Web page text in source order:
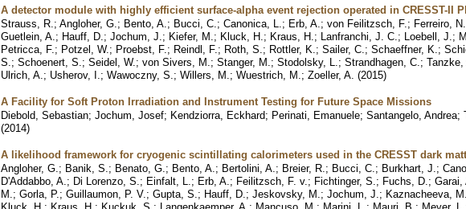
A detector module with highly efficient surface-alpha event rejection operated in CRESST-II
Strauss, R. ; Angloher, G. ; Bento, A. ; Bucci, C. ; Canonica, L. ; Erb, A. ; von Feilitzsch, F. ; Ferreiro, N.
Guetlein, A. ; Hauff, D. ; Jochum, J. ; Kiefer, M. ; Kluck, H. ; Kraus, H. ; Lanfranchi, J. C. ; Loebell, J. ;
Petricca, F. ; Potzel, W. ; Proebst, F. ; Reindl, F. ; Roth, S. ; Rottler, K. ; Sailer, C. ; Schaeffner, K. ;
S. ; Schoenert, S. ; Seidel, W. ; von Sivers, M. ; Stanger, M. ; Stodolsky, L. ; Strandhagen, C. ; Tanzke,
Ulrich, A. ; Usherov, I. ; Wawoczny, S. ; Willers, M. ; Wuestrich, M. ; Zoeller, A. (2015)
A Facility for Soft Proton Irradiation and Instrument Testing for Future Space Missions
Diebold, Sebastian; Jochum, Josef; Kendziorra, Eckhard; Perinati, Emanuele; Santangelo, Andrea;
(2014)
A likelihood framework for cryogenic scintillating calorimeters used in the CRESST dark
Angloher, G. ; Banik, S. ; Benato, G. ; Bento, A. ; Bertolini, A. ; Breier, R. ; Bucci, C. ; Burkhart, J. ;
D'Addabbo, A. ; Di Lorenzo, S. ; Einfalt, L. ; Erb, A. ; Feilitzsch, F. v. ; Fichtinger, S. ; Fuchs, D. ; Garai,
M. ; Gorla, P. ; Guillaumon, P. V. ; Gupta, S. ; Hauff, D. ; Jeskovsky, M. ; Jochum, J. ; Kaznacheeva, M.